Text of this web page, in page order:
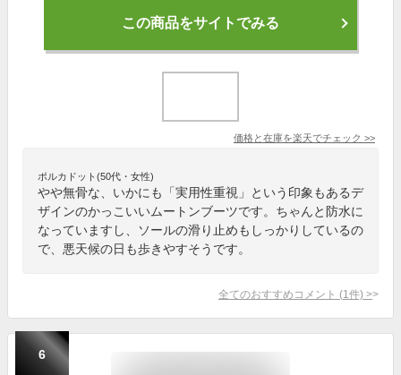
この商品をサイトでみる
価格と在庫を楽天でチェック >>
ポルカドット(50代・女性)
やや無骨な、いかにも「実用性重視」という印象もあるデ
ザインのかっこいいムートンブーツです。ちゃんと防水に
なっていますし、ソールの滑り止めもしっかりしているの
で、悪天候の日も歩きやすそうです。
全てのおすすめコメント (1 件) >
6